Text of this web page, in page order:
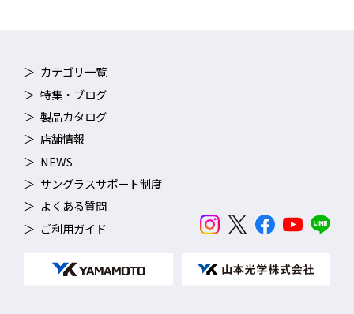
カテゴリ一覧
特集・ブログ
製品カタログ
店舗情報
NEWS
サングラスサポート制度
よくある質問
ご利用ガイド